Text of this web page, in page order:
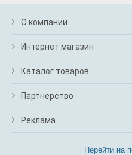
О компании
Интернет магазин
Каталог товаров
Партнерство
Реклама
Перейти на